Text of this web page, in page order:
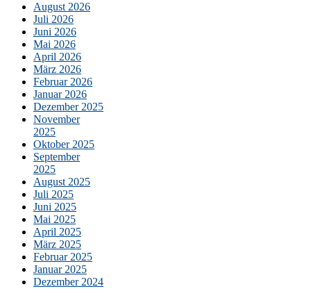
August 2026
Juli 2026
Juni 2026
Mai 2026
April 2026
März 2026
Februar 2026
Januar 2026
Dezember 2025
November
2025
Oktober 2025
September
2025
August 2025
Juli 2025
Juni 2025
Mai 2025
April 2025
März 2025
Februar 2025
Januar 2025
Dezember 2024